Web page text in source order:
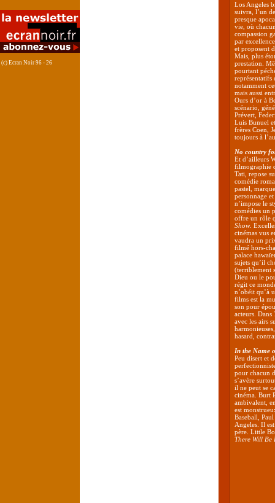
(c) Ecran Noir 96 - 26
Los Angeles
suivra, l’un
presque
vie, où
compassion
par
et proposent
Mais, plus
prestation.
pourtant
représentatifs
notamment
mais aussi
Ours d’or à
scénario,
Prévert,
Luis Bunuel
frères Coen,
toujours à
No country
Et d’ailleurs
filmographie
Tati, repose
comédie
pastel,
personnage
n’impose le
comédies un
offre un rôle
Show.
cinémas vus
vaudra un
filmé hors-
palace
sujets qu’il
(terriblement
Dieu ou le
régit ce
n’obéit qu’à
films est la
son pour
acteurs. Dans
avec les airs
hasard,
In the Name
Peu disert et
pour chacun
s’avère
il ne peut se
cinéma. Burt
ambivalent,
est
Baseball,
Angeles. Il
père. Little
There Will Be